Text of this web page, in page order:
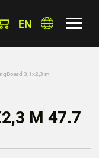
EN
3,1x2,3 m
M 47.7